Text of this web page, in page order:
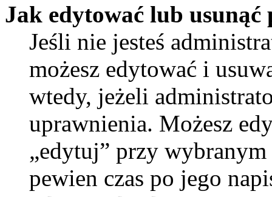
Jak edytować lub usunąć
Jeśli nie jesteś
możesz edytować i
wtedy, jeżeli
uprawnienia. Możesz
„edytuj” przy
pewien czas po jego